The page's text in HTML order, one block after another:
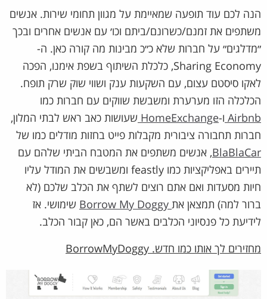
הנה לכם עוד תופעה שמאיימת על מגוון תחומי שירות. אנשים
משתפים את זמנם/כשרונם/ביתם וכו׳ עם אנשים אחרים ובכך
״מדלגים״ על חברות שלא כ״כ מבינות מה קורה כאן. ה-
Sharing Economy, כלכלת השיתוף בשפת אימנו, הפכה
לאקו סיסטם עצום, עם השקעות ענק ושווי שוק שרק תופח.
הכלכלה הזו מערערת ומשבשת שווקים עם חברות כמו
Airbnb ו-HomeExchange שעושות כאב ראש לבתי המלון,
חברות תחבורה ציבורית מקבלות פייט בחזות מודלים כמו של
BlaBlaCar, אנשים משתפים את המטבח הביתי שלהם עם
תיירים באפליקציות כמו feastly ומשבשים את המודל עליו
חיות מסעדות ואם אתם רוצים לשתף את הכלב שלכם (לא
ברור למה) תמצאן את
שימושי. אז
לידיעת כל פנסיוני הכלבים באשר הם, כאן קבור הכלב.
מחזירים לך אותו כמו חדש. BorrowMyDoggy